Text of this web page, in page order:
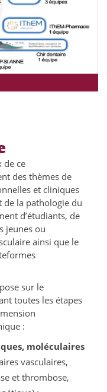
de ce
des thèmes de
et cliniques
de la pathologie du
d’étudiants, de
jeunes ou
ainsi que le
sur le
toutes les étapes
:
moléculaires
vasculaires,
et thrombose,